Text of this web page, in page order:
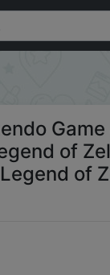
The Adventure
Game
of
of